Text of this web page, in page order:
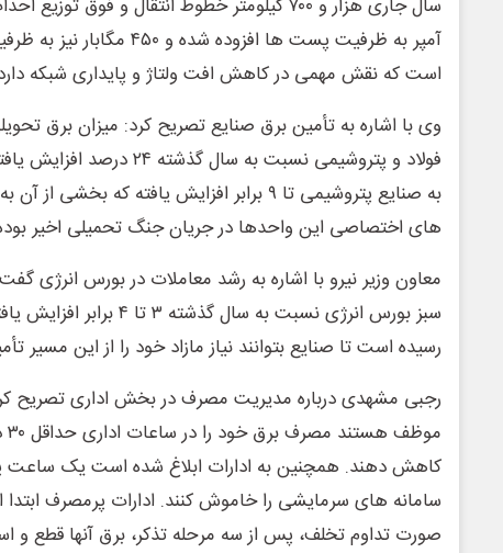
آمپر به ظرفیت پست‌ ها افزوده
است که نقش مهمی در کاهش افت ولتاژ و پایداری شبکه
وی با اشاره به تأمین برق صنایع تصریح کرد: میزان برق
فولاد و پتروشیمی نسبت به
به صنایع پتروشیمی تا ۹ برابر افزایش یافته که
های اختصاصی این واحدها در جریان جنگ تحمیلی اخیر
معاون وزیر نیرو با اشاره به رشد معاملات در بورس انرژی
رسیده است تا صنایع بتوانند نیاز مازاد خود را از این مسیر
رجبی مشهدی درباره مدیریت مصرف در بخش اداری تصریح
کاهش دهند. همچنین به ادارات ابلاغ شده است یک ساعت
سامانه‌ های سرمایشی را خاموش کنند. ادارات پرمصرف ابتدا
صورت تداوم تخلف، پس از سه مرحله تذکر، برق آنها قطع و